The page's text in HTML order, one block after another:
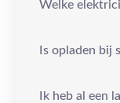
Welke
Is opladen bij
Ik heb al een